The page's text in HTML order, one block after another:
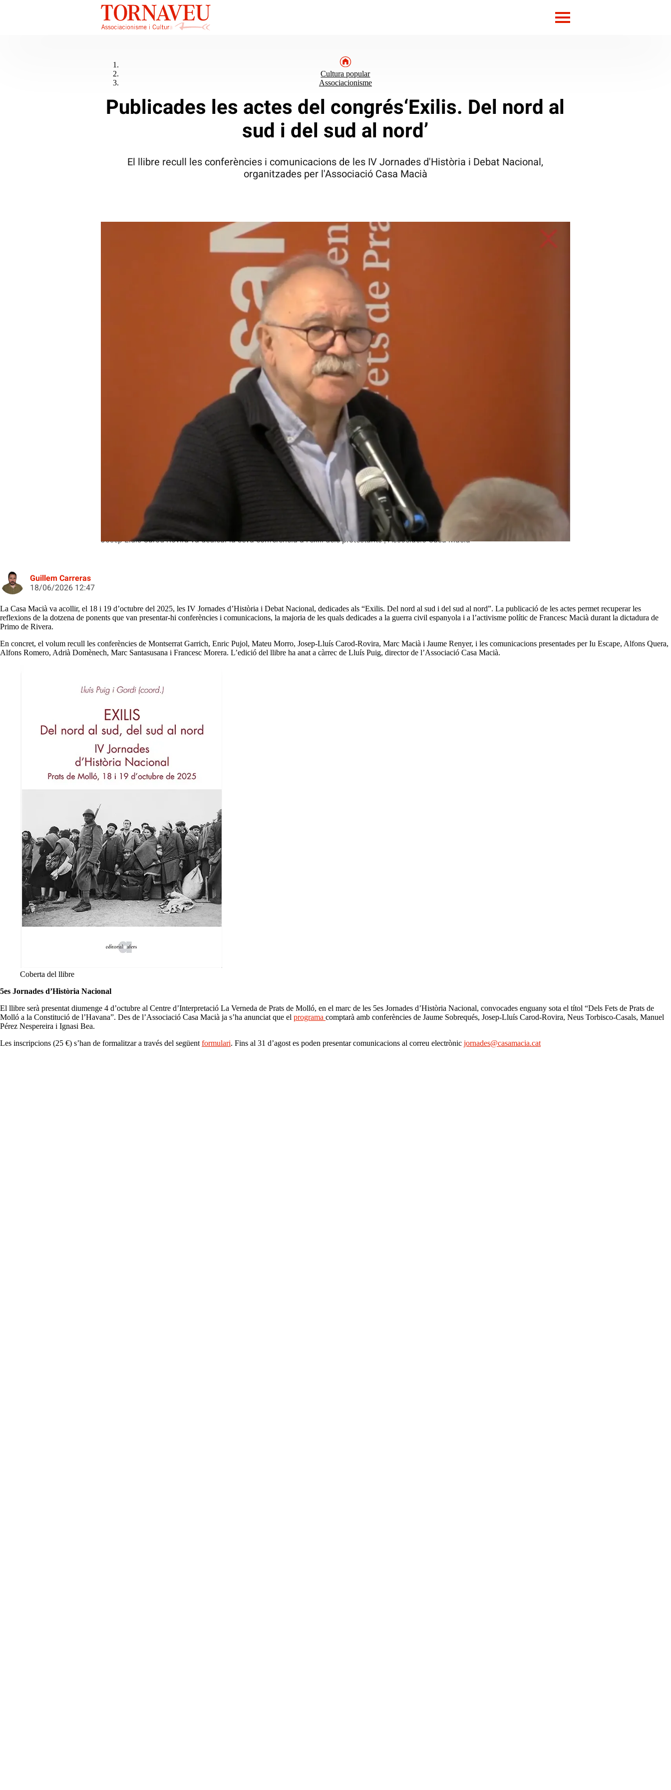
Josep-Lluís Carod-Rovira va dedicar la seva conferència a l'exili dels protestants | Associació Casa Macià
Cultura popular
Associacionisme
Publicades les actes del congrés‘Exilis. Del nord al
sud i del sud al nord’
El llibre recull les conferències i comunicacions de les IV Jornades d'Història i Debat Nacional,
organitzades per l'Associació Casa Macià
Guillem Carreras
18/06/2026 12:47
La Casa Macià va acollir, el 18 i 19 d’octubre del 2025, les IV Jornades d’Història i Debat Nacional, dedicades als “Exilis. Del nord al sud i del sud al nord”. La publicació de les actes permet recuperar les
reflexions de la dotzena de ponents que van presentar-hi conferències i comunicacions, la majoria de les quals dedicades a la guerra civil espanyola i a l’activisme polític de Francesc Macià durant la dictadura de
Primo de Rivera.
En concret, el volum recull les conferències de Montserrat Garrich, Enric Pujol, Mateu Morro, Josep-Lluís Carod-Rovira, Marc Macià i Jaume Renyer, i les comunicacions presentades per Iu Escape, Alfons Quera,
Alfons Romero, Adrià Domènech, Marc Santasusana i Francesc Morera. L’edició del llibre ha anat a càrrec de Lluís Puig, director de l’Associació Casa Macià.
Coberta del llibre
5es Jornades d’Història Nacional
El llibre serà presentat diumenge 4 d’octubre al Centre d’Interpretació La Verneda de Prats de Molló, en el marc de les 5es Jornades d’Història Nacional, convocades enguany sota el títol “Dels Fets de Prats de
Molló a la Constitució de l’Havana”. Des de l’Associació Casa Macià ja s’ha anunciat que el programa comptarà amb conferències de Jaume Sobrequés, Josep-Lluís Carod-Rovira, Neus Torbisco-Casals, Manuel
Pérez Nespereira i Ignasi Bea.
Les inscripcions (25 €) s’han de formalitzar a través del següentformulari. Fins al 31 d’agost es poden presentar comunicacions al correu electrònic jornades@casamacia.cat